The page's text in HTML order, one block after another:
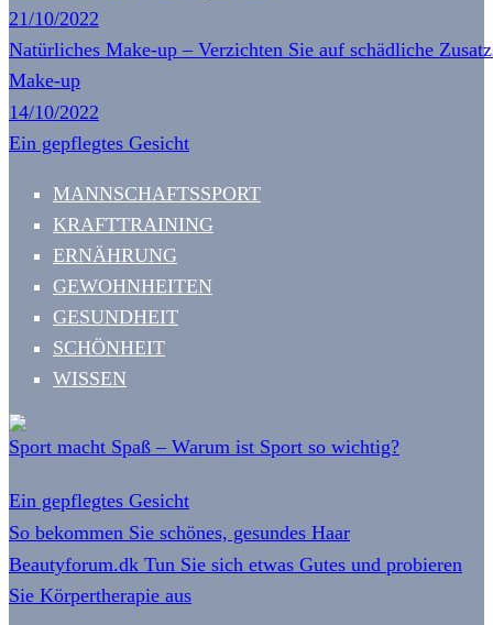
21/10/2022
Natürliches Make-up – Verzichten Sie auf schädliche
Make-up
14/10/2022
Ein gepflegtes Gesicht
MANNSCHAFTSSPORT
KRAFTTRAINING
ERNÄHRUNG
GEWOHNHEITEN
GESUNDHEIT
SCHÖNHEIT
WISSEN
Sport macht Spaß – Warum ist Sport so wichtig?
Ein gepflegtes Gesicht
So bekommen Sie schönes, gesundes Haar
Beautyforum.dk Tun Sie sich etwas Gutes und probieren
Sie Körpertherapie aus